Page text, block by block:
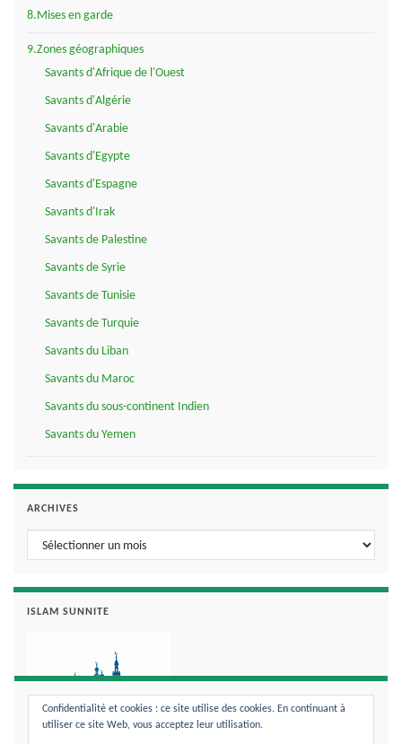
8.Mises en garde
9.Zones géographiques
Savants d'Afrique de l'Ouest
Savants d'Algérie
Savants d'Arabie
Savants d'Egypte
Savants d'Espagne
Savants d'Irak
Savants de Palestine
Savants de Syrie
Savants de Tunisie
Savants de Turquie
Savants du Liban
Savants du Maroc
Savants du sous-continent Indien
Savants du Yemen
ARCHIVES
Archives
ISLAM SUNNITE
Confidentialité et cookies : ce site utilise des cookies. En continuant à
utiliser ce site Web, vous acceptez leur utilisation.